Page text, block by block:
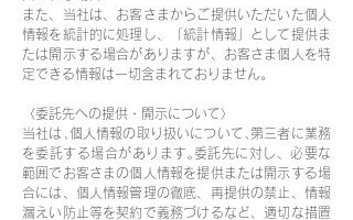
また、当社は、お客さまからご提供いただいた個人
情報を統計的に処理し、「統計情報」として提供ま
たは開示する場合がありますが、お客さま個人を特
定できる情報は一切含まれておりません。
〈委託先への提供・開示について〉
当社は､個人情報の取り扱いについて､第三者に業務
を委託する場合があります｡委託先に対し、必要な
範囲でお客さまの個人情報を提供または開示する場
合には、個人情報管理の徹底、再提供の禁止、情報
漏えい防止等を契約で義務づけるなど、適切な措置